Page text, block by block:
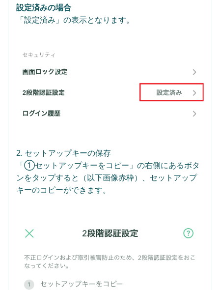
設定済みの場合
「設定済み」の表示となります。
2. セットアップキーの保存
「①セットアップキーをコピー」の右側にあるボタ
ンをタップすると（以下画像赤枠）、セットアップ
キーのコピーができます。